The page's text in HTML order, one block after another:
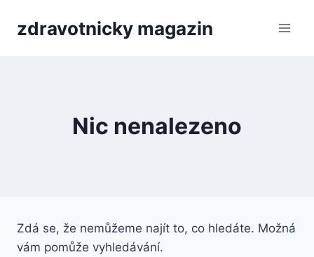
zdravotnicky magazin
Nic nenalezeno
Zdá se, že nemůžeme najít to, co hledáte. Možná
vám pomůže vyhledávání.